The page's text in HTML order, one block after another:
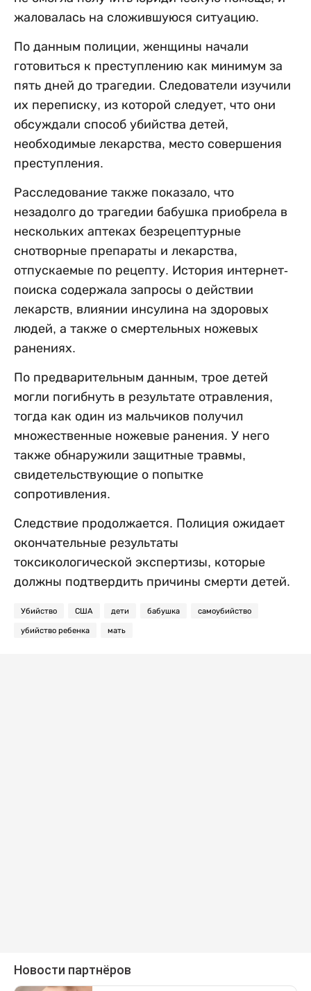
жаловалась на сложившуюся ситуацию.
По данным полиции, женщины начали
готовиться к преступлению как минимум за
пять дней до трагедии. Следователи изучили
их переписку, из которой следует, что они
обсуждали способ убийства детей,
необходимые лекарства, место совершения
преступления.
Расследование также показало, что
незадолго до трагедии бабушка приобрела в
нескольких аптеках безрецептурные
снотворные препараты и лекарства,
отпускаемые по рецепту. История интернет-
поиска содержала запросы о действии
лекарств, влиянии инсулина на здоровых
людей, а также о смертельных ножевых
ранениях.
По предварительным данным, трое детей
могли погибнуть в результате отравления,
тогда как один из мальчиков получил
множественные ножевые ранения. У него
также обнаружили защитные травмы,
свидетельствующие о попытке
сопротивления.
Следствие продолжается. Полиция ожидает
окончательные результаты
токсикологической экспертизы, которые
должны подтвердить причины смерти детей.
Убийство США дети бабушка самоубийство
убийство ребенка мать